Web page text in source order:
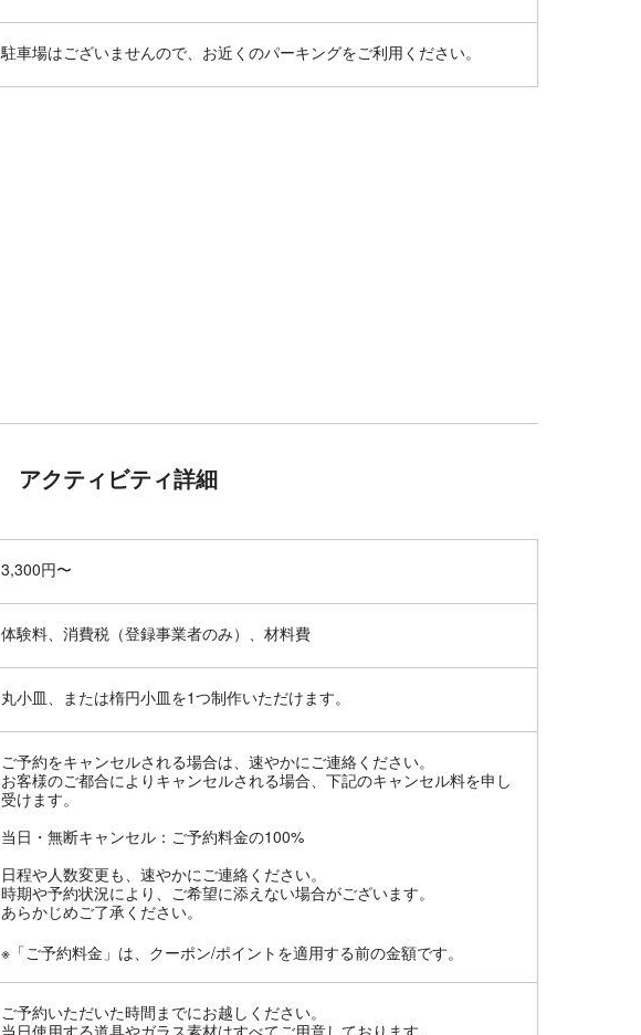
駐車場はございませんので、お近くのパーキングをご利用ください。
アクティビティ詳細
3,300円〜
体験料、消費税（登録事業者のみ）、材料費
丸小皿、または楕円小皿を1つ制作いただけます。
ご予約をキャンセルされる場合は、速やかにご連絡ください。
お客様のご都合によりキャンセルされる場合、下記のキャンセル料を申し
受けます。
当日・無断キャンセル：ご予約料金の100%
日程や人数変更も、速やかにご連絡ください。
時期や予約状況により、ご希望に添えない場合がございます。
あらかじめご了承ください。
※「ご予約料金」は、クーポン/ポイントを適用する前の金額です。
ご予約いただいた時間までにお越しください。
当日使用する道具やガラス素材はすべてご用意しております。